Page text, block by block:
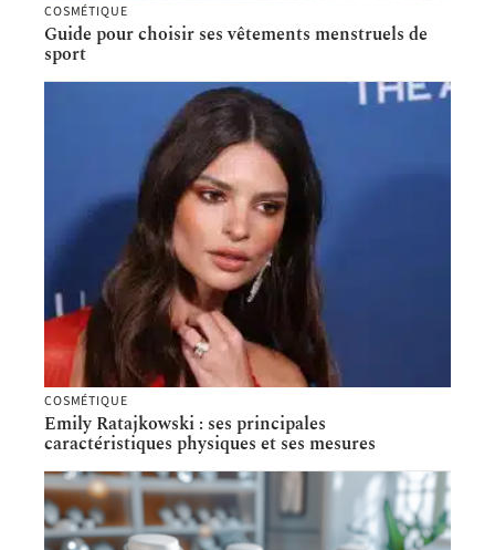
COSMÉTIQUE
Guide pour choisir ses vêtements menstruels de
sport
COSMÉTIQUE
Emily Ratajkowski : ses principales
caractéristiques physiques et ses mesures